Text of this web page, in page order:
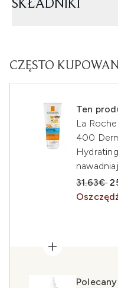
SKŁADNIKI
CZĘSTO
Ten
La
400
31.63€